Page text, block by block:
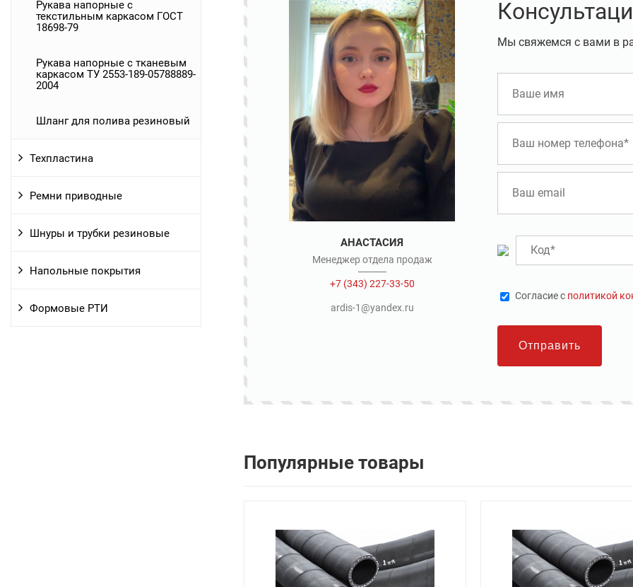
Рукава напорные с
текстильным каркасом ГОСТ
18698-79
Рукава напорные с тканевым
каркасом ТУ 2553-189-05788889-
2004
Шланг для полива резиновый
Техпластина
Ремни приводные
Шнуры и трубки резиновые
Напольные покрытия
Формовые РТИ
АНАСТАСИЯ
Менеджер отдела продаж
+7 (343) 227-33-50
ardis-1@yandex.ru
Мы свяжемся с вами в
Cогласие с политикой
Отправить
Популярные товары